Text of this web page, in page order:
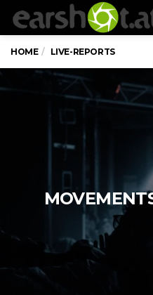
HOME LIVE-REPORTS